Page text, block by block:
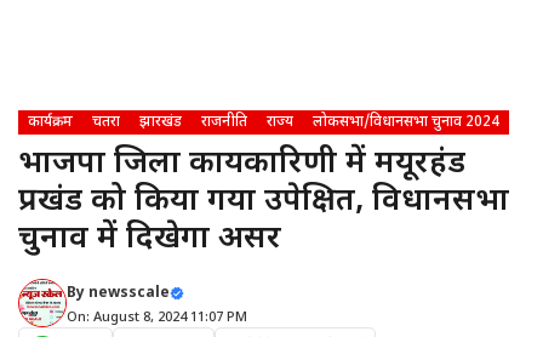
कार्यक्रम चतरा झारखंड राजनीति राज्य लोकसभा/विधानसभा चुनाव 2024
भाजपा जिला कार्यकारिणी में मयूरहंड
प्रखंड को किया गया उपेक्षित, विधानसभा
चुनाव में दिखेगा असर
By newsscale
On: August 8, 2024 11:07 PM